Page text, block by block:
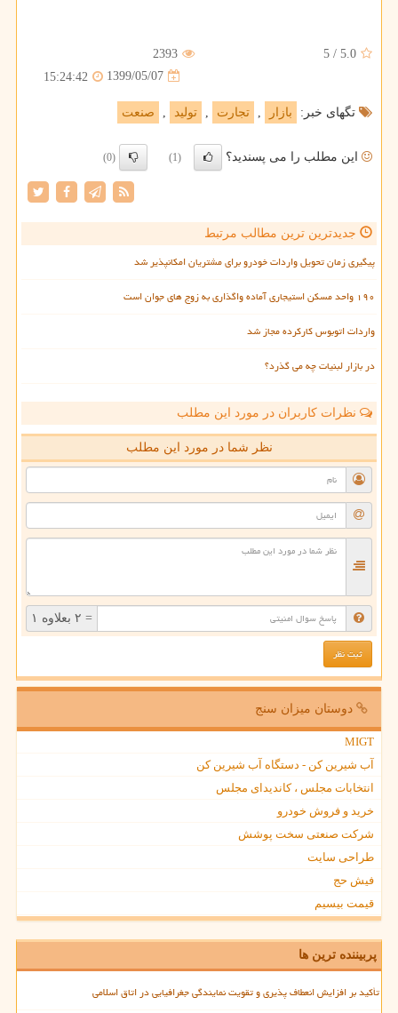
5.0
/
5
2393
1399/05/07
15:24:42
تگهای خبر: بازار تجارت تولید صنعت
این مطلب را می پسندید؟ (1)
(0)
جدیدترین ترین مطالب مرتبط
پیگیری زمان تحویل واردات خودرو برای مشتریان امکانپذیر شد
۱۹۰ واحد مسکن استیجاری آماده واگذاری به زوج های جوان است
واردات اتوبوس کارکرده مجاز شد
در بازار لبنیات چه می گذرد؟
نظرات کاربران در مورد این مطلب
نظر شما در مورد این مطلب
= ۲ بعلاوه ۱
دوستان میزان سنج
MIGT
آب شیرین کن - دستگاه آب شیرین کن
انتخابات مجلس ، کاندیدای مجلس
خرید و فروش خودرو
شرکت صنعتی سخت پوشش
طراحی سایت
فیش حج
قیمت بیسیم
پربیننده ترین ها
تأکید بر افزایش انعطاف پذیری و تقویت نمایندگی جغرافیایی در اتاق اسلامی